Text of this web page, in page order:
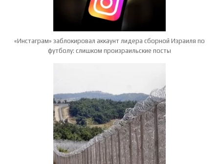
«Инстаграм» заблокировал аккаунт лидера сборной Израиля по
футболу: слишком произраильские посты